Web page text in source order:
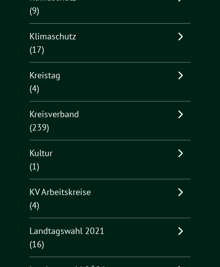
(9)
Klimaschutz
(17)
Kreistag
(4)
Kreisverband
(239)
Kultur
(1)
KV Arbeitskreise
(4)
Landtagswahl 2021
(16)